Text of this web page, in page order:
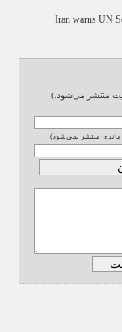
Iran warns UN
منتشر می‌شود.)
مانده، منتشر نمی‌شود)